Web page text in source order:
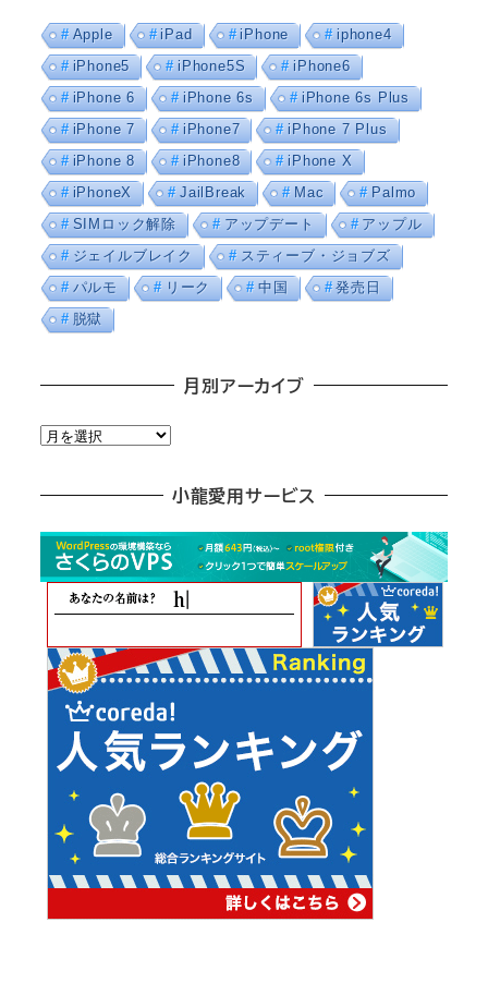
Apple iPad iPhone
iphone4
iPhone5
iPhone5S
iPhone6
iPhone 6
iPhone 6s
iPhone 6s Plus
iPhone 7
iPhone7
iPhone 7 Plus
iPhone 8
iPhone8
iPhone X
iPhoneX
JailBreak Mac
Palmo
SIMロック解除
アップデート
アップル
ジェイルブレイク
スティーブ・ジョブズ
パルモ
リーク 中国
発売日
脱獄
月別アーカイブ
月
カ
小龍愛用サービス